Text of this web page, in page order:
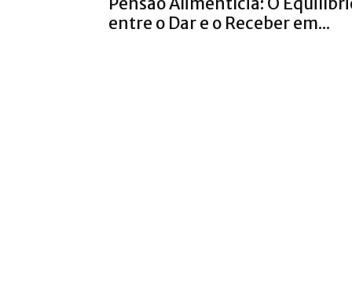
entre o Dar e o Receber em...